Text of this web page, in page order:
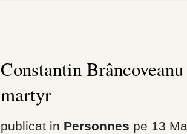
Constantin
martyr
publicat in Personnes pe 13